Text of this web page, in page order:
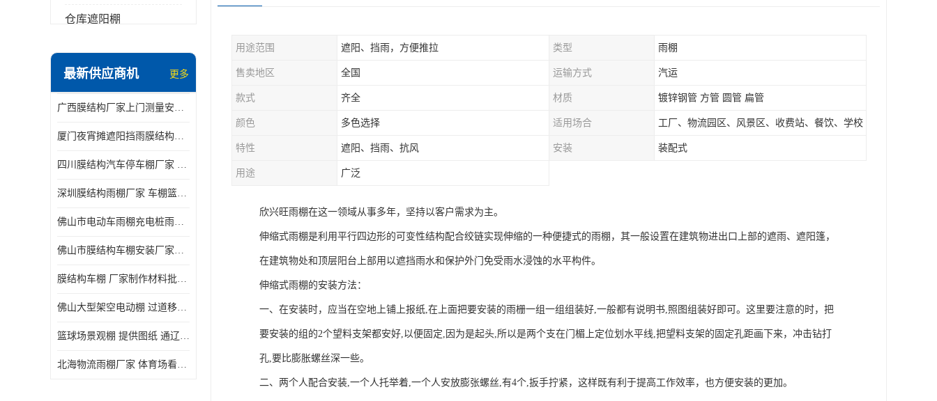
仓库遮阳棚
电动推拉雨棚
膜结构停景观棚
最新供应商机 更多
广西膜结构厂家上门测量安装发货，厂家发货没有差价
厦门夜宵摊遮阳挡雨膜结构雨棚设计 上门测量 款式多
四川膜结构汽车停车棚厂家 款式多 提供报价
深圳膜结构雨棚厂家 车棚篮球场体育看台 规格多样
佛山市电动车雨棚充电桩雨棚小区电动车棚
佛山市膜结构车棚安装厂家发货安装
膜结构车棚 厂家制作材料批发安装一体式工厂
佛山大型架空电动棚 过道移动雨蓬 屋轨道悬空棚免费测量
篮球场景观棚 提供图纸 通辽膜结构厂家
北海物流雨棚厂家 体育场看台雨棚 价格优惠
用途范围 遮阳、挡雨，方便推拉 类型 雨棚
售卖地区 全国 运输方式 汽运
款式 齐全 材质 镀锌钢管 方管 圆管 扁管
颜色 多色选择 适用场合 工厂、物流园区、风景区、收费站、餐饮、学校
特性 遮阳、挡雨、抗风 安装 装配式
用途 广泛
欣兴旺雨棚在这一领域从事多年，坚持以客户需求为主。
伸缩式雨棚是利用平行四边形的可变性结构配合绞链实现伸缩的一种便捷式的雨棚，其一般设置在建筑物进出口上部的遮雨、遮阳篷，
在建筑物处和顶层阳台上部用以遮挡雨水和保护外门免受雨水浸蚀的水平构件。
伸缩式雨棚的安装方法：
一、在安装时，应当在空地上铺上报纸,在上面把要安装的雨栅一组一组组装好,一般都有说明书,照图组装好即可。这里要注意的时，把
要安装的组的2个望料支架都安好,以便固定,因为是起头,所以是两个支在门楣上定位划水平线,把望料支架的固定孔距画下来，冲击钻打
孔,要比膨胀螺丝深一些。
二、两个人配合安装,一个人托举着,一个人安放膨张螺丝,有4个,扳手拧紧，这样既有利于提高工作效率，也方便安装的更加。